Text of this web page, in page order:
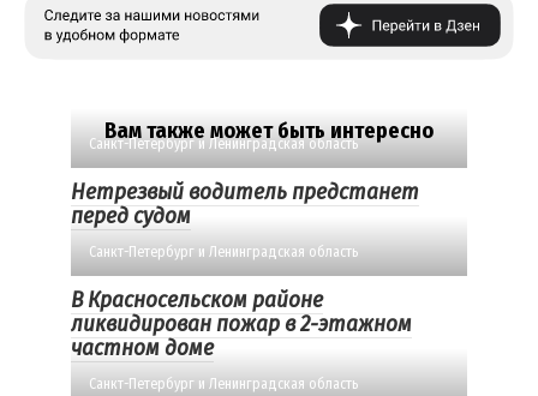
Вам также может быть интересно
Санкт-Петербург и Ленинградская область
Нетрезвый водитель предстанет
перед судом
Санкт-Петербург и Ленинградская область
В Красносельском районе
ликвидирован пожар в 2-этажном
частном доме
Санкт-Петербург и Ленинградская область